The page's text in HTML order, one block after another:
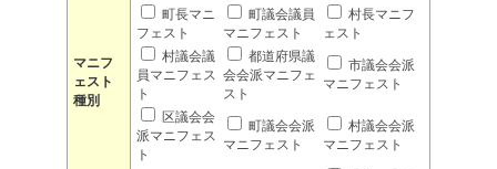
マニフ
ェスト
種別
町長マニ
フェスト
町議会議員
マニフェスト
村長マニフ
ェスト
村議会議
員マニフェス
ト
都道府県議
会会派マニフェ
スト
市議会会派
マニフェスト
区議会会
派マニフェス
ト
町議会会派
マニフェスト
村議会会派
マニフェスト